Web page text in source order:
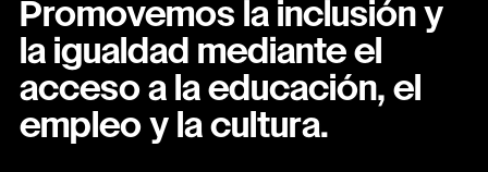
Promovemos la inclusión y
la igualdad mediante el
acceso a la educación, el
empleo y la cultura.